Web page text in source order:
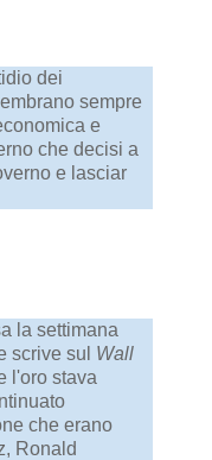
dei
sempre
e
che decisi a
e lasciar
la settimana
scrive sul Wall
l'oro stava
che erano
Ronald